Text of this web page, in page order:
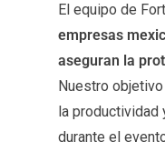
El equipo de
empresas
aseguran la
Nuestro
la productividad
durante el